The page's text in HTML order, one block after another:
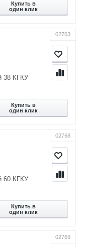
Купить в
один клик
02763
38 КГКУ
Купить в
один клик
02768
60 КГКУ
Купить в
один клик
02769